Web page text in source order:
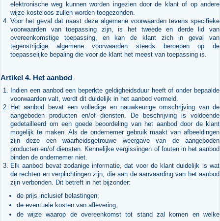
elektronische weg kunnen worden ingezien door de klant of op andere
wijze kosteloos zullen worden toegezonden.
Voor het geval dat naast deze algemene voorwaarden tevens specifieke
voorwaarden van toepassing zijn, is het tweede en derde lid van
overeenkomstige toepassing, en kan de klant zich in geval van
tegenstrijdige algemene voorwaarden steeds beroepen op de
toepasselijke bepaling die voor de klant het meest van toepassing is.
Artikel 4. Het aanbod
Indien een aanbod een beperkte geldigheidsduur heeft of onder bepaalde
voorwaarden valt, wordt dit duidelijk in het aanbod vermeld.
Het aanbod bevat een volledige en nauwkeurige omschrijving van de
aangeboden producten en/of diensten. De beschrijving is voldoende
gedetailleerd om een goede beoordeling van het aanbod door de klant
mogelijk te maken. Als de ondernemer gebruik maakt van afbeeldingen
zijn deze een waarheidsgetrouwe weergave van de aangeboden
producten en/of diensten. Kennelijke vergissingen of fouten in het aanbod
binden de ondernemer niet.
Elk aanbod bevat zodanige informatie, dat voor de klant duidelijk is wat
de rechten en verplichtingen zijn, die aan de aanvaarding van het aanbod
zijn verbonden. Dit betreft in het bijzonder:
de prijs inclusief belastingen;
de eventuele kosten van aflevering;
de wijze waarop de overeenkomst tot stand zal komen en welke